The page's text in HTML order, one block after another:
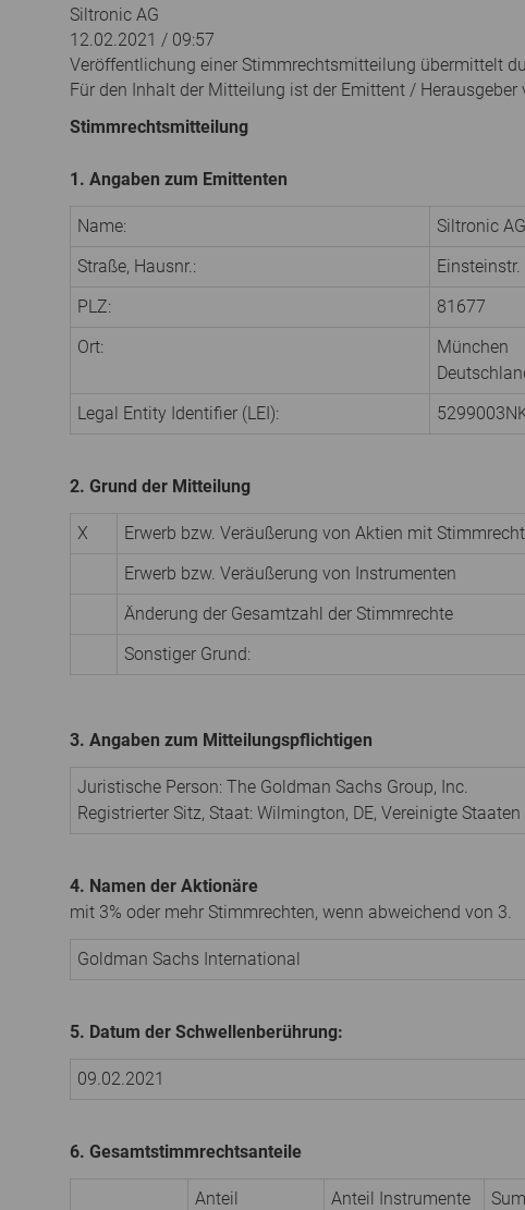
Siltronic AG
12.02.2021 / 09:57
Veröffentlichung einer Stimmrechtsmitteilung übermittelt
Für den Inhalt der Mitteilung ist der Emittent / Herausgeber
Stimmrechtsmitteilung
1. Angaben zum Emittenten
Name:
Siltronic AG
Straße, Hausnr.:
PLZ:
81677
Ort:
München
Legal Entity Identifier (LEI):
2. Grund der Mitteilung
X
Erwerb bzw. Veräußerung von Aktien mit
Erwerb bzw. Veräußerung von Instrumenten
Änderung der Gesamtzahl der Stimmrechte
Sonstiger Grund:
3. Angaben zum Mitteilungspflichtigen
Juristische Person: The Goldman Sachs Group, Inc.
Registrierter Sitz, Staat: Wilmington, DE, Vereinigte
4. Namen der Aktionäre
mit 3% oder mehr Stimmrechten, wenn abweichend von 3.
Goldman Sachs International
5. Datum der Schwellenberührung:
09.02.2021
6. Gesamtstimmrechtsanteile
Anteil
Anteil Instrumente